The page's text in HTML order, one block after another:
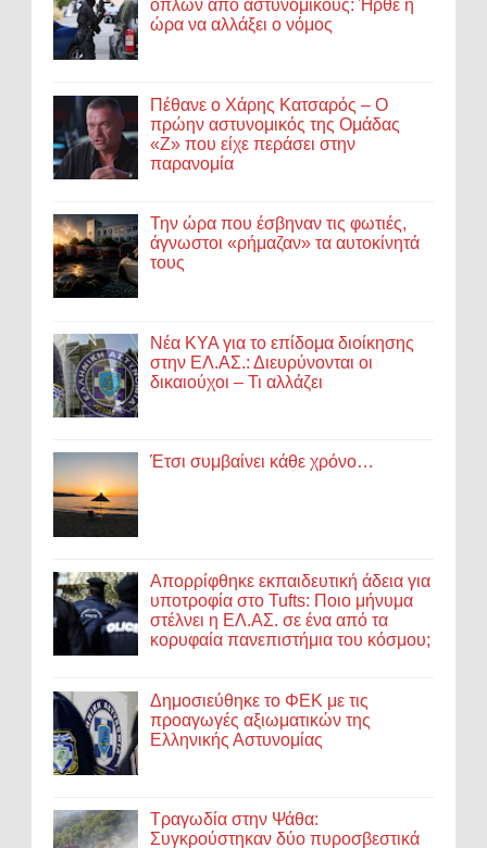
όπλων από αστυνομικούς: Ήρθε η
ώρα να αλλάξει ο νόμος
Πέθανε ο Χάρης Κατσαρός – Ο
πρώην αστυνομικός της Ομάδας
«Ζ» που είχε περάσει στην
παρανομία
Την ώρα που έσβηναν τις φωτιές,
άγνωστοι «ρήμαζαν» τα αυτοκίνητά
τους
Νέα ΚΥΑ για το επίδομα διοίκησης
στην ΕΛ.ΑΣ.: Διευρύνονται οι
δικαιούχοι – Τι αλλάζει
Έτσι συμβαίνει κάθε χρόνο…
Απορρίφθηκε εκπαιδευτική άδεια για
υποτροφία στο Tufts: Ποιο μήνυμα
στέλνει η ΕΛ.ΑΣ. σε ένα από τα
κορυφαία πανεπιστήμια του κόσμου;
Δημοσιεύθηκε το ΦΕΚ με τις
προαγωγές αξιωματικών της
Ελληνικής Αστυνομίας
Τραγωδία στην Ψάθα:
Συγκρούστηκαν δύο πυροσβεστικά